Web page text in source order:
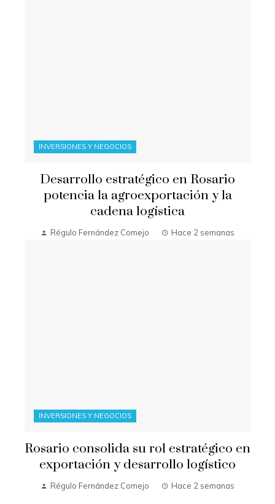
INVERSIONES Y NEGOCIOS
Desarrollo estratégico en Rosario
potencia la agroexportación y la
cadena logística
Régulo Fernández Comejo Hace 2 semanas
INVERSIONES Y NEGOCIOS
Rosario consolida su rol estratégico en
exportación y desarrollo logístico
Régulo Fernández Comejo Hace 2 semanas